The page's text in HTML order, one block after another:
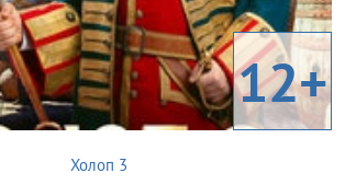
12+
Холоп 3